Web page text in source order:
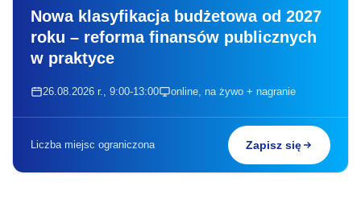
Nowa klasyfikacja budżetowa od 2027
roku – reforma finansów publicznych
w praktyce
26.08.2026 r., 9:00-13:00 online, na żywo + nagranie
Liczba miejsc ograniczona Zapisz się